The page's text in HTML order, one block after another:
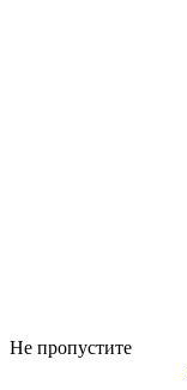
Не пропустите